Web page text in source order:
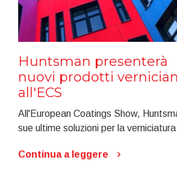
Huntsman presenterà
nuovi prodotti
all'ECS
All'European Coatings Show,
sue ultime soluzioni per la
Continua a leggere